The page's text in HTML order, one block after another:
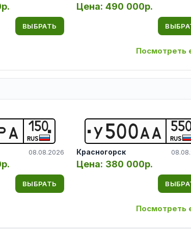
ВЫБРАТЬ
Цена: 490 000р.
Посмотреть
А 150
RUS
08.08.2026
ВЫБРАТЬ
У500А А RUS
Красногорск
Цена: 380 000р.
Посмотреть